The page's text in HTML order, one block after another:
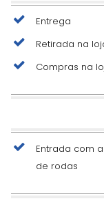
Entrega
Retirada na
Compras na
Entrada com
de rodas